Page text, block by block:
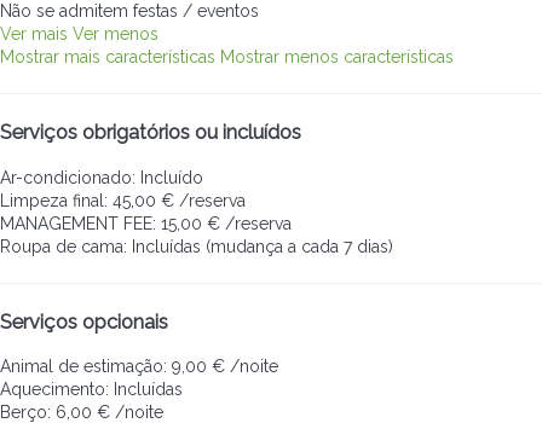
Não se admitem festas / eventos
Ver mais Ver menos
Mostrar mais características Mostrar menos características
Serviços obrigatórios ou incluídos
Ar-condicionado: Incluído
Limpeza final: 45,00 € /reserva
MANAGEMENT FEE: 15,00 € /reserva
Roupa de cama: Incluídas (mudança a cada 7 dias)
Serviços opcionais
Animal de estimação: 9,00 € /noite
Aquecimento: Incluídas
Berço: 6,00 € /noite